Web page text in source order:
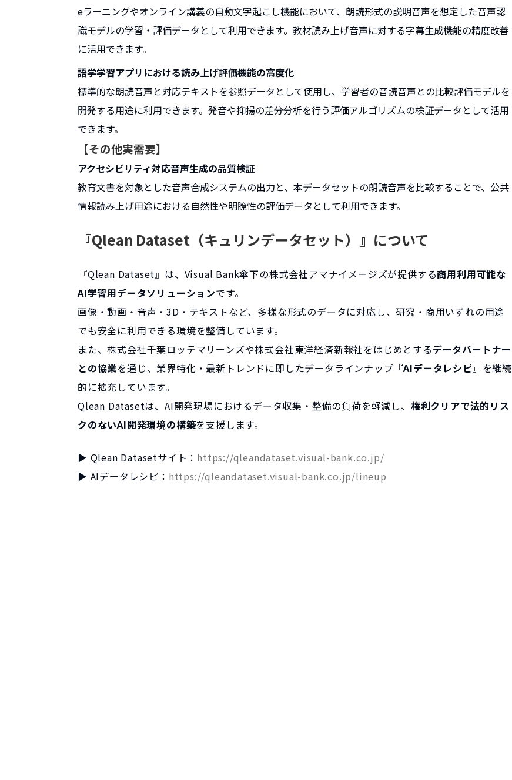
eラーニングやオンライン講義の自動文字起こし機能において、朗読形式の説明音声を想定した音声認
識モデルの学習・評価データとして利用できます。教材読み上げ音声に対する字幕生成機能の精度改善
に活用できます。
語学学習アプリにおける読み上げ評価機能の高度化
標準的な朗読音声と対応テキストを参照データとして使用し、学習者の音読音声との比較評価モデルを
開発する用途に利用できます。発音や抑揚の差分分析を行う評価アルゴリズムの検証データとして活用
できます。
【その他実需要】
アクセシビリティ対応音声生成の品質検証
教育文書を対象とした音声合成システムの出力と、本データセットの朗読音声を比較することで、公共
情報読み上げ用途における自然性や明瞭性の評価データとして利用できます。
『Qlean Dataset（キュリンデータセット）』について
『Qlean Dataset』は、Visual Bank傘下の株式会社アマナイメージズが提供する商用利用可能な
AI学習用データソリューションです。
画像・動画・音声・3D・テキストなど、多様な形式のデータに対応し、研究・商用いずれの用途
でも安全に利用できる環境を整備しています。
また、株式会社千葉ロッテマリーンズや株式会社東洋経済新報社をはじめとするデータパートナー
との協業を通じ、業界特化・最新トレンドに即したデータラインナップ 『AIデータレシピ』 を継続
的に拡充しています。
Qlean Datasetは、AI開発現場におけるデータ収集・整備の負荷を軽減し、 権利クリアで法的リス
クのないAI開発環境の構築を支援します。
▶ Qlean Datasetサイト： https://qleandataset.visual-bank.co.jp/
▶ AIデータレシピ： https://qleandataset.visual-bank.co.jp/lineup